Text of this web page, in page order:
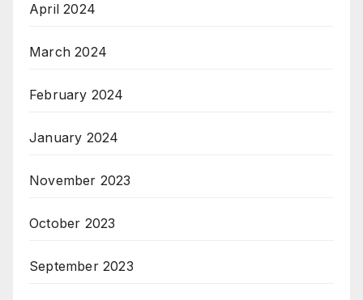
April 2024
March 2024
February 2024
January 2024
November 2023
October 2023
September 2023